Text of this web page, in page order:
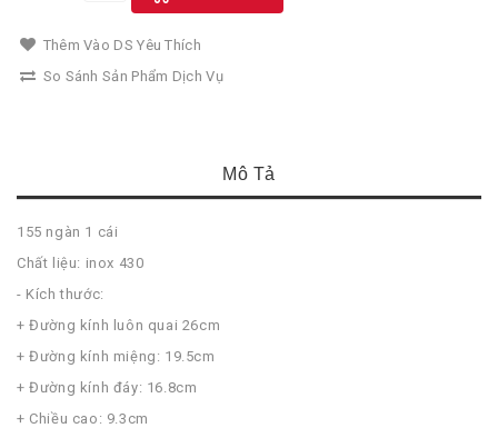
Thêm Vào DS Yêu Thích
So Sánh Sản Phẩm Dịch Vụ
Mô Tả
155 ngàn 1 cái
Chất liệu: inox 430
- Kích thước:
+ Đường kính luôn quai 26cm
+ Đường kính miệng: 19.5cm
+ Đường kính đáy: 16.8cm
+ Chiều cao: 9.3cm